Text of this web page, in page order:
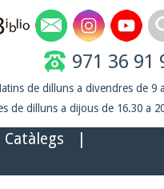
971 36 91
de dilluns a divendres de 9
de dilluns a dijous de 16.30 a
Catàlegs